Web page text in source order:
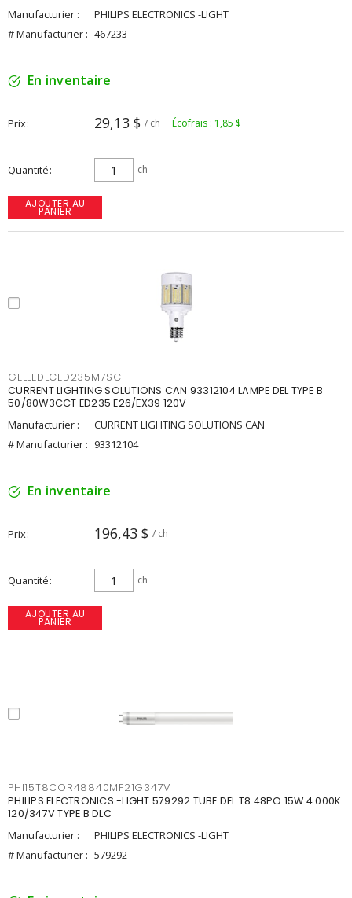
Manufacturier :
PHILIPS ELECTRONICS -LIGHT
# Manufacturier : 467233
En inventaire
Prix 29,13 $ / ch Écofrais : 1,85 $
Quantité ch
AJOUTER AU
PANIER
GELLEDLCED235M7SC
CURRENT LIGHTING SOLUTIONS CAN 93312104 LAMPE DEL TYPE B
50/80W3CCT ED235 E26/EX39 120V
Manufacturier :
CURRENT LIGHTING SOLUTIONS CAN
# Manufacturier : 93312104
En inventaire
Prix 196,43 $ / ch
Quantité ch
AJOUTER AU
PANIER
PHI15T8COR48840MF21G347V
PHILIPS ELECTRONICS -LIGHT 579292 TUBE DEL T8 48PO 15W 4 000K
120/347V TYPE B DLC
Manufacturier :
PHILIPS ELECTRONICS -LIGHT
# Manufacturier : 579292